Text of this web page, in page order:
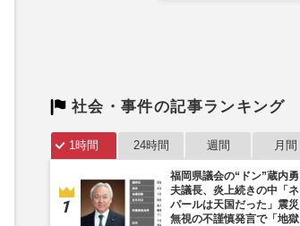
社会・事件の記事ランキング
1時間 24時間 週間 月間
福岡県議会の“ドン”蔵内勇
夫議長、炎上続きの中「ネ
パールは天国だった」震災
無視の不謹慎発言で「地獄